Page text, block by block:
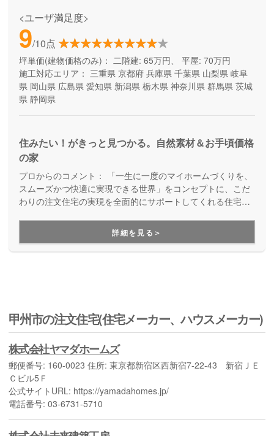
<ユーザ満足度>
9/10点
坪単価(建物価格のみ)： 二階建: 65万円、 平屋: 70万円
施工対応エリア： 三重県 京都府 兵庫県 千葉県 山梨県 岐阜
県 岡山県 広島県 愛知県 新潟県 栃木県 神奈川県 群馬県 茨城
県 静岡県
住みたい！がきっと見つかる。自然素材＆お手頃価格
の家
プロからのコメント：
「一生に一度のマイホームづくりを、
スムーズかつ快適に実現できる世界」をコンセプトに、こだ
わりの注文住宅の実現を全面的にサポートしてくれる住宅メ
耐久の安心快適な住まいづくり、暮らし始めた後のメンテナ
ンスや将来的なリフォームのことまで、まるっとお任せいた
だけます。
詳細を見る＞
甲州市の注文住宅(住宅メーカー、ハウスメーカー)
株式会社ヤマダホームズ
郵便番号: 160-0023 住所: 東京都新宿区西新宿7-22-43 新宿ＪＥ
Ｃビル5Ｆ
公式サイトURL: https://yamadahomes.jp/
電話番号: 03-6731-5710